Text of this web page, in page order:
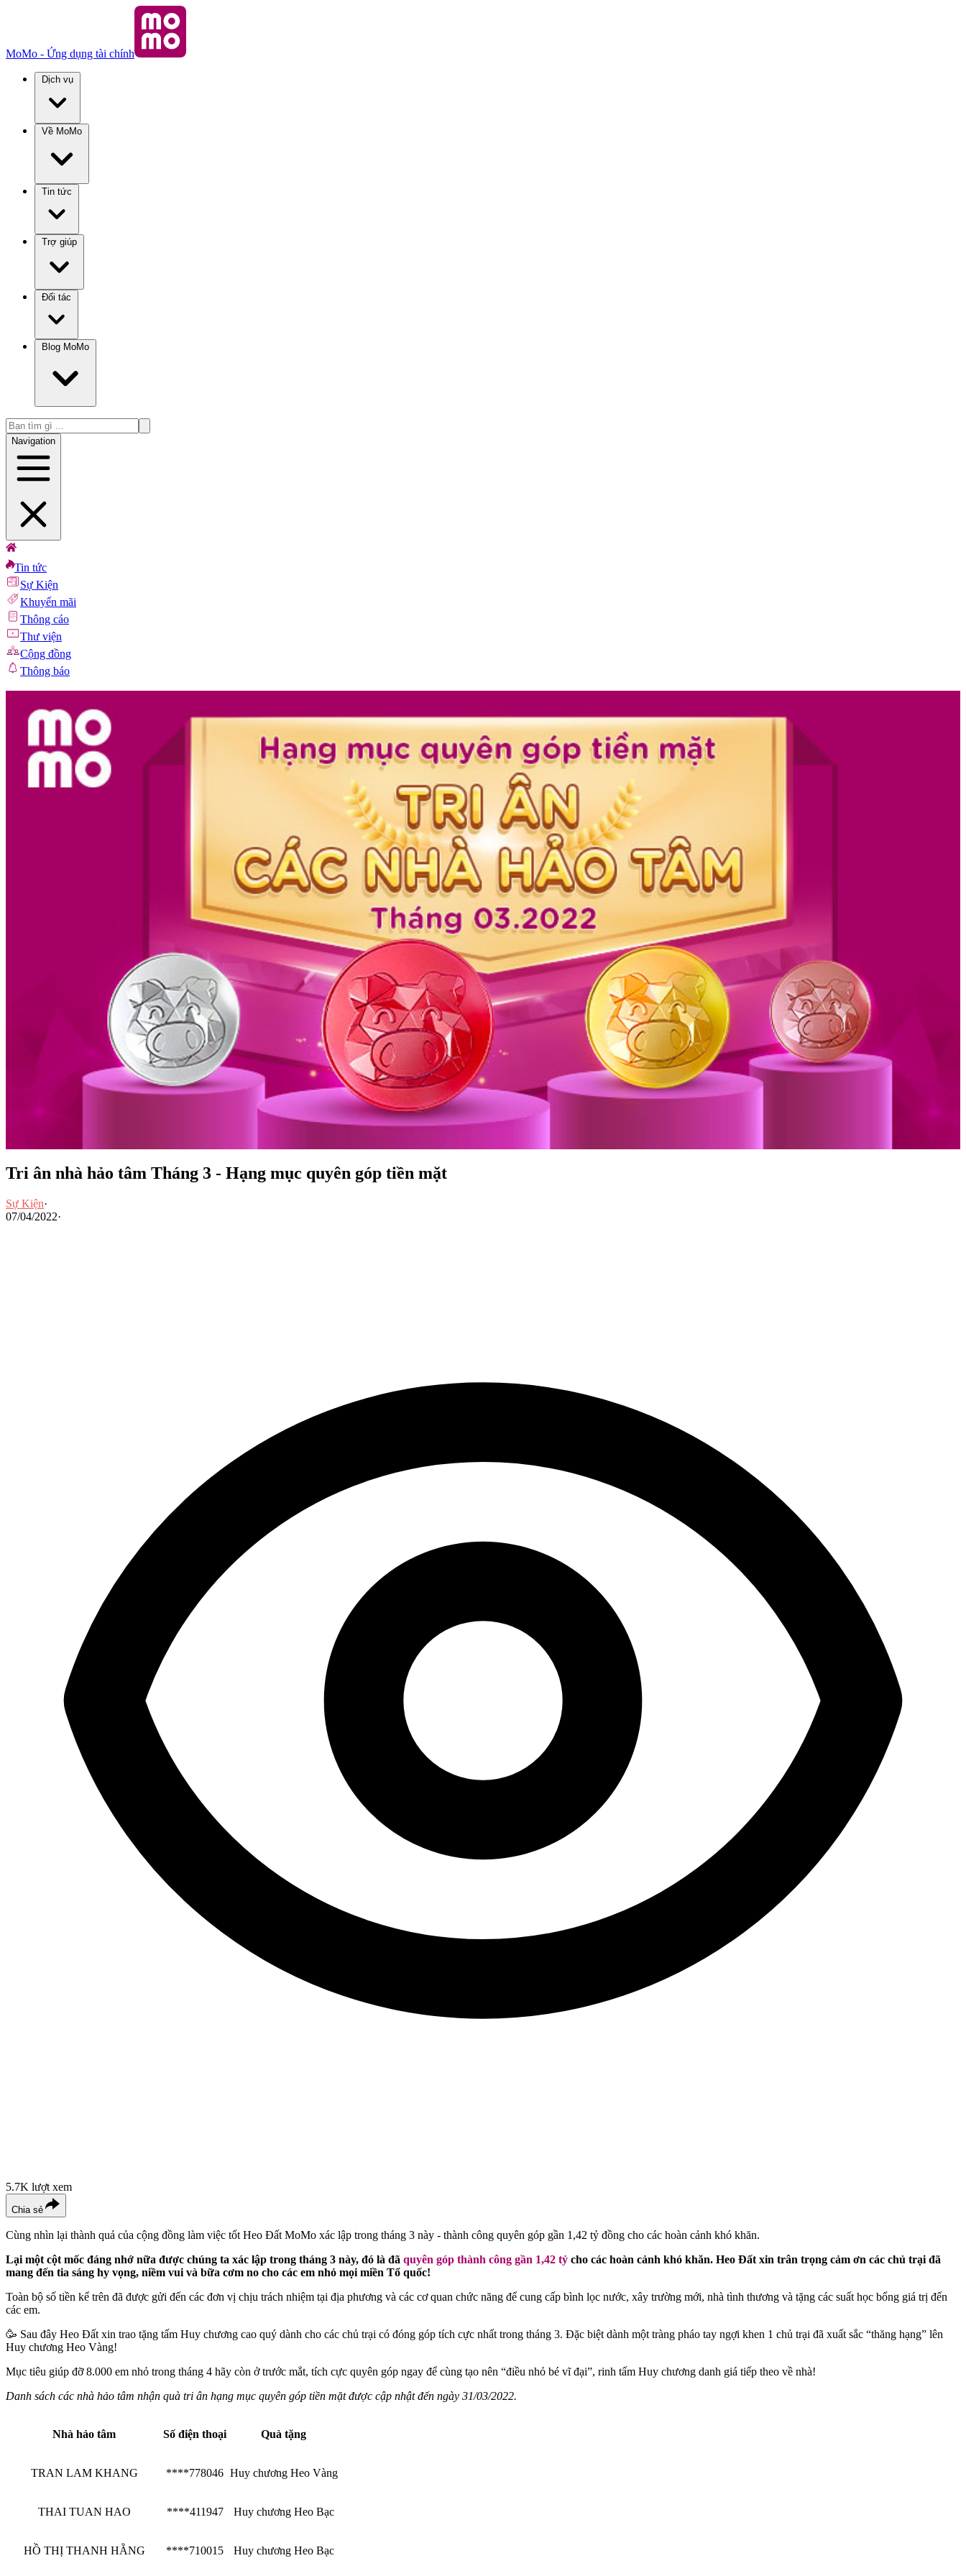
MoMo - Ứng dụng tài chính
Dịch vụ
Về MoMo
Tin tức
Trợ giúp
Đối tác
Blog MoMo
Navigation
Tin tức
Sự Kiện
Khuyến mãi
Thông cáo
Thư viện
Cộng đồng
Thông báo
Tri ân nhà hảo tâm Tháng 3 - Hạng mục quyên góp tiền mặt
Sự Kiện·
07/04/2022·
5.7K lượt xem
Chia sẻ
Cùng nhìn lại thành quả của cộng đồng làm việc tốt Heo Đất MoMo xác lập trong tháng 3 này - thành công quyên góp gần 1,42 tỷ đồng cho các hoàn cảnh khó khăn.
Lại một cột mốc đáng nhớ nữa được chúng ta xác lập trong tháng 3 này, đó là đã quyên góp thành công gần 1,42 tỷ cho các hoàn cảnh khó khăn. Heo Đất xin trân trọng cảm ơn các chủ trại đã
mang đến tia sáng hy vọng, niềm vui và bữa cơm no cho các em nhỏ mọi miền Tổ quốc!
Toàn bộ số tiền kể trên đã được gửi đến các đơn vị chịu trách nhiệm tại địa phương và các cơ quan chức năng để cung cấp bình lọc nước, xây trường mới, nhà tình thương và tặng các suất học bổng giá trị đến
các em.
🥳 Sau đây Heo Đất xin trao tặng tấm Huy chương cao quý dành cho các chủ trại có đóng góp tích cực nhất trong tháng 3. Đặc biệt dành một tràng pháo tay ngợi khen 1 chủ trại đã xuất sắc “thăng hạng” lên
Huy chương Heo Vàng!
Mục tiêu giúp đỡ 8.000 em nhỏ trong tháng 4 hãy còn ở trước mắt, tích cực quyên góp ngay để cùng tạo nên “điều nhỏ bé vĩ đại”, rinh tấm Huy chương danh giá tiếp theo về nhà!
Danh sách các nhà hảo tâm nhận quà tri ân hạng mục quyên góp tiền mặt được cập nhật đến ngày 31/03/2022.
Nhà hảo tâm Số điện thoại Quà tặng
TRAN LAM KHANG ****778046 Huy chương Heo Vàng
THAI TUAN HAO ****411947 Huy chương Heo Bạc
HỒ THỊ THANH HẰNG ****710015 Huy chương Heo Bạc